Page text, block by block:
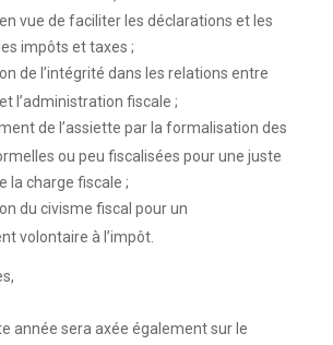
vue de faciliter les déclarations et les
impôts et taxes ;
de l’intégrité dans les relations entre
l’administration fiscale ;
de l’assiette par la formalisation des
ou peu fiscalisées pour une juste
la charge fiscale ;
du civisme fiscal pour un
volontaire à l’impôt.
année sera axée également sur le